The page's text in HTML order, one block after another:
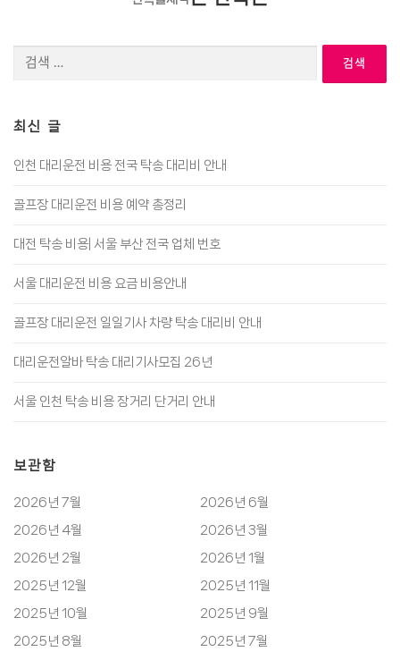
최신 글
인천 대리운전 비용 전국 탁송 대리비 안내
골프장 대리운전 비용 예약 총정리
대전 탁송 비용| 서울 부산 전국 업체 번호
서울 대리운전 비용 요금 비용안내
골프장 대리운전 일일기사 차량 탁송 대리비 안내
대리운전알바 탁송 대리기사모집 26년
서울 인천 탁송 비용 장거리 단거리 안내
보관함
2026년 7월
2026년 6월
2026년 4월
2026년 3월
2026년 2월
2026년 1월
2025년 12월
2025년 11월
2025년 10월
2025년 9월
2025년 8월
2025년 7월